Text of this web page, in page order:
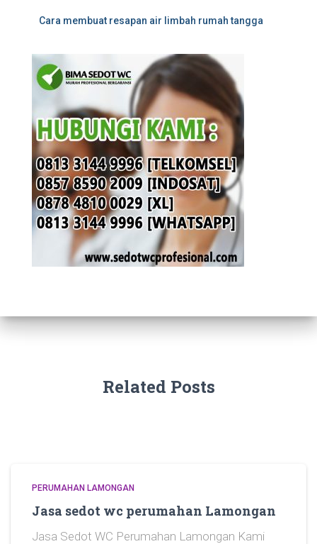
Cara membuat resapan air limbah rumah tangga
Related Posts
PERUMAHAN LAMONGAN
Jasa sedot wc perumahan Lamongan
Jasa Sedot WC Perumahan Lamongan Kami